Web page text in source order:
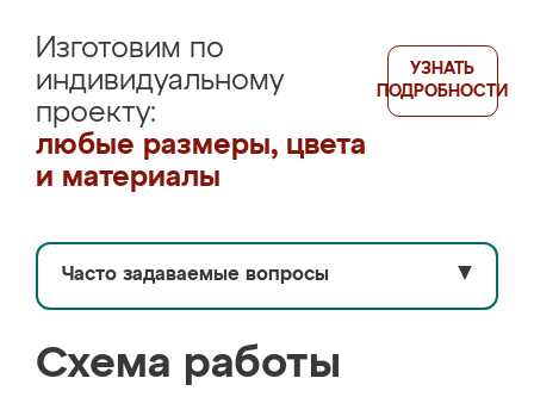
Изготовим по
индивидуальному
проекту:
любые размеры, цвета
и материалы
УЗНАТЬ
ПОДРОБНОСТИ
Часто задаваемые вопросы ▼
Схема работы